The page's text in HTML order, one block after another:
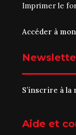
Imprimer le
Accéder à
S’inscrire à
Aide et